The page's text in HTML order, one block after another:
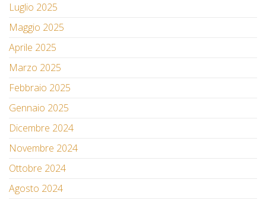
Luglio 2025
Maggio 2025
Aprile 2025
Marzo 2025
Febbraio 2025
Gennaio 2025
Dicembre 2024
Novembre 2024
Ottobre 2024
Agosto 2024